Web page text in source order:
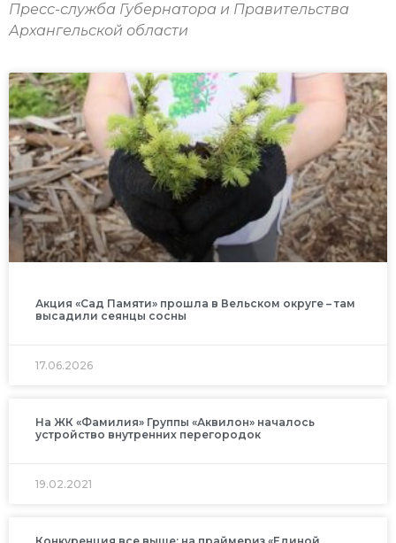
Пресс-служба Губернатора и Правительства
Архангельской области
Акция «Сад Памяти» прошла в Вельском округе – там
высадили сеянцы сосны
17.06.2026
На ЖК «Фамилия» Группы «Аквилон» началось
устройство внутренних перегородок
19.02.2021